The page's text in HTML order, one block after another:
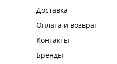
Доставка
Оплата и возврат
Контакты
Бренды